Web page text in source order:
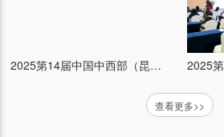
2025第14届中国中西部（昆明）医疗器械博览会
查看更多>>
普康医疗（展位：）
艾康生物技术（杭州）有限公司